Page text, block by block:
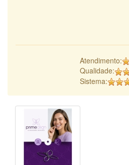
Atendimento:
Qualidade:
Sistema: